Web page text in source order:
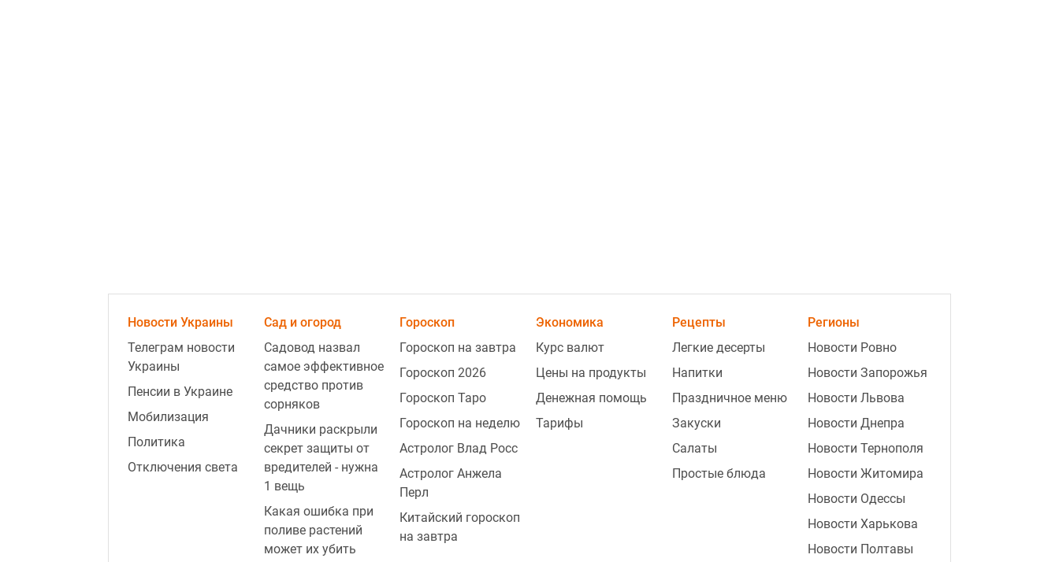
14:55
Областной центр Украины
ОВА назвали причину
для многодетных родителей: что
говорят в Раде
Гороскоп Таро на завтра 7
августа: Тельцам - экономить,
Скорпионам - помощь
Новости Украины
Телеграм новости
Украины
Пенсии в Украине
Мобилизация
Политика
Отключения света
Сад и огород
Садовод назвал
самое эффективное
средство против
сорняков
Дачники раскрыли
секрет защиты от
вредителей - нужна
1 вещь
Какая ошибка при
поливе растений
может их убить
Гороскоп
Гороскоп на завтра
Гороскоп 2026
Гороскоп Таро
Гороскоп на неделю
Астролог Влад Росс
Астролог Анжела
Перл
Китайский гороскоп
на завтра
Экономика
Курс валют
Цены на продукты
Денежная помощь
Тарифы
Рецепты
Легкие десерты
Напитки
Праздничное меню
Закуски
Салаты
Простые блюда
Регионы
Новости Ровно
Новости Запорожья
Новости Львова
Новости Днепра
Новости Тернополя
Новости Житомира
Новости Одессы
Новости Харькова
Новости Полтавы